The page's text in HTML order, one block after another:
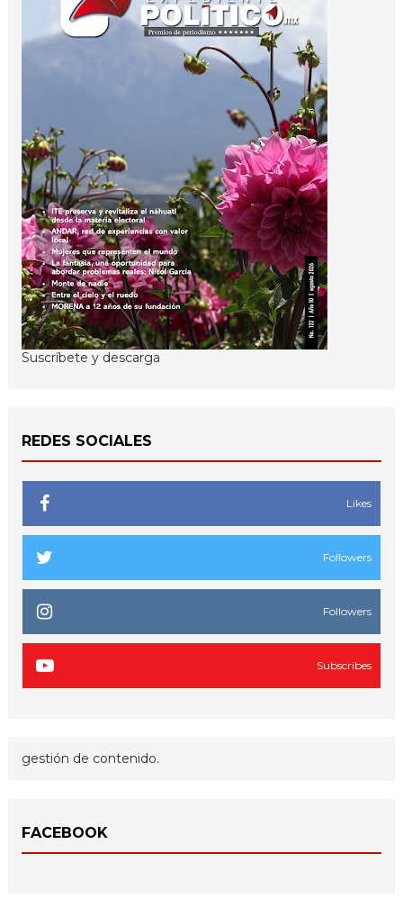
Suscríbete y descarga
REDES SOCIALES
Likes
Followers
Followers
Subscribes
gestión de contenido.
FACEBOOK